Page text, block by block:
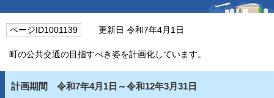
ページID1001139 更新日 令和7年4月1日
町の公共交通の目指すべき姿を計画化しています。
計画期間 令和7年4月1日～令和12年3月31日